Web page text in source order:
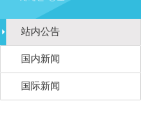
站内公告
国内新闻
国际新闻